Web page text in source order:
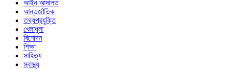
আইন আদালত
আন্তর্জাতিক
তথ্যপ্রযুক্তি
খেলাধুলা
বিনোদন
শিক্ষা
সাহিত্য
স্বাস্থ্য